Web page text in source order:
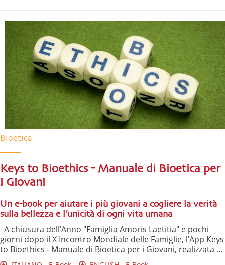
Bioetica
Keys to Bioethics - Manuale di Bioetica per
i Giovani
Un e-book per aiutare i più giovani a cogliere la verità
sulla bellezza e l’unicità di ogni vita umana
A chiusura dell'Anno "Famiglia Amoris Laetitia" e pochi
giorni dopo il X Incontro Mondiale delle Famiglie, l’App Keys
to Bioethics - Manuale di Bioetica per i Giovani, realizzata ...